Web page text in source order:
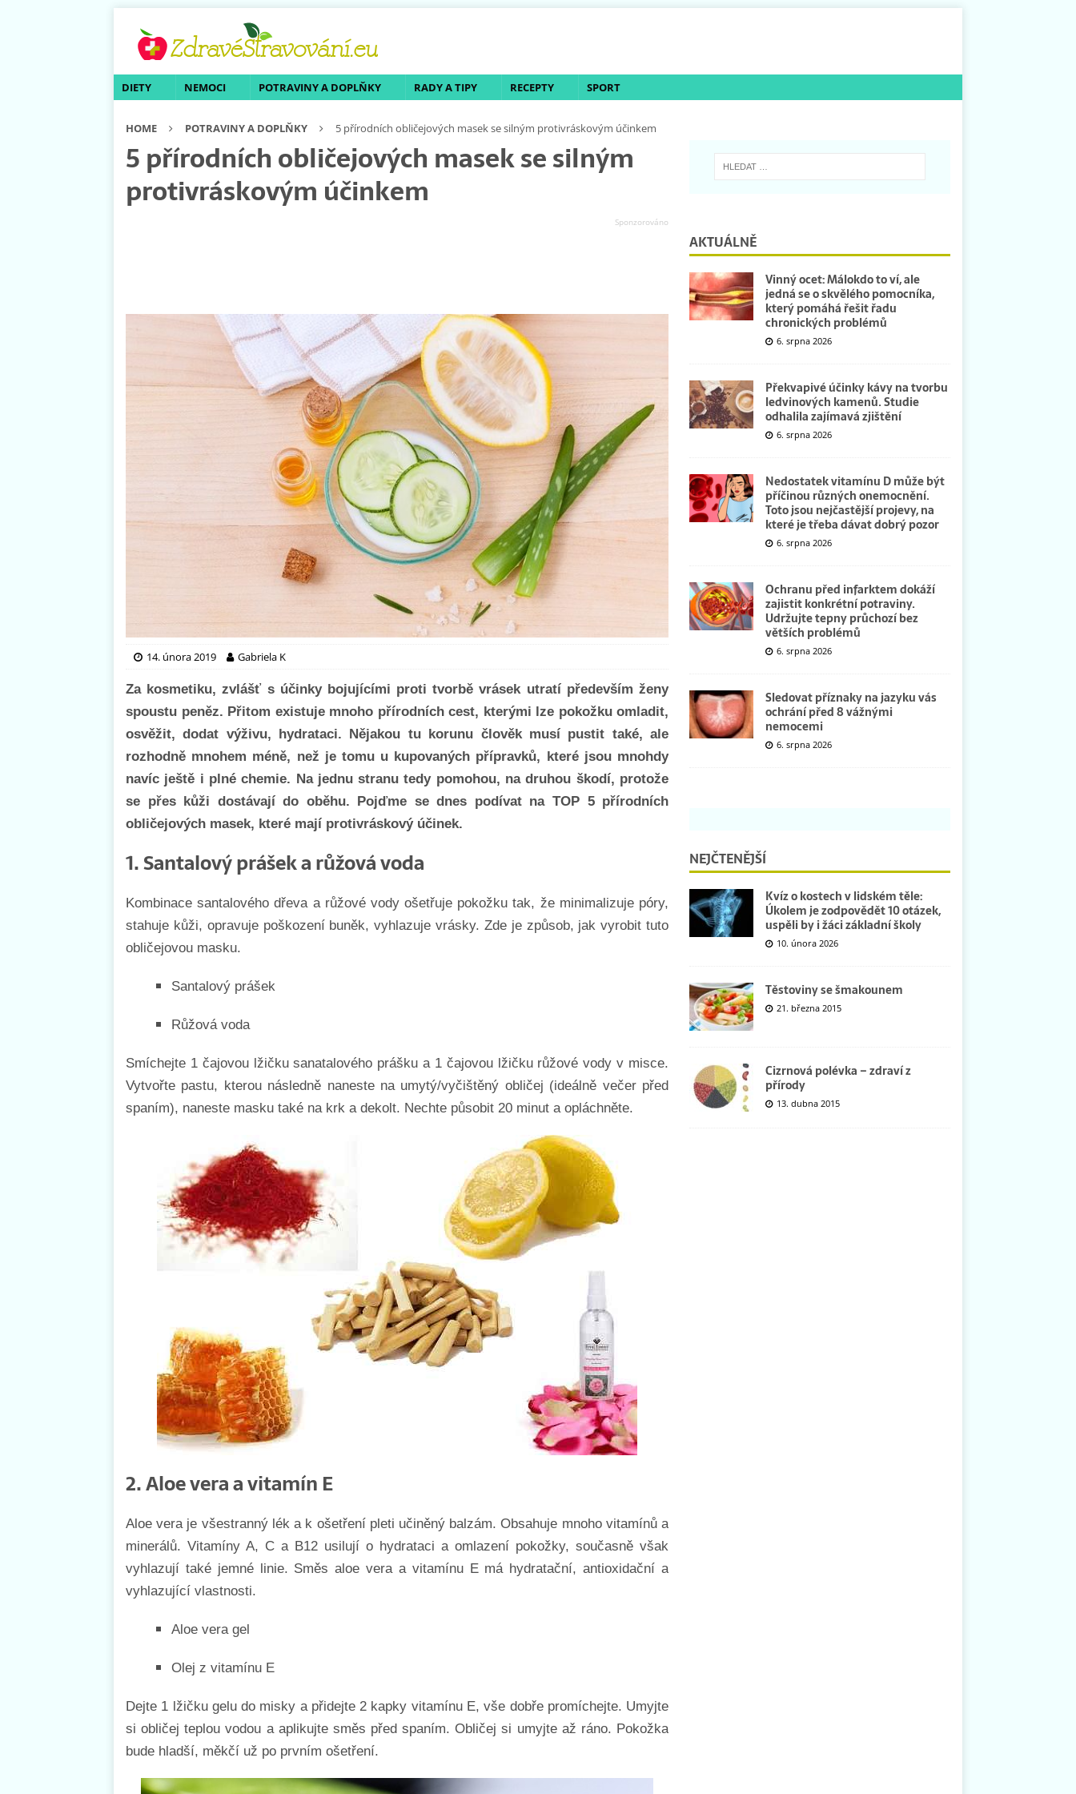
DIETY NEMOCI POTRAVINY A DOPLŇKY RADY A TIPY RECEPTY SPORT
HOME POTRAVINY A DOPLŇKY 5 přírodních obličejových masek se silným protivráskovým účinkem
5 přírodních obličejových masek se silným
protivráskovým účinkem
14. února 2019 Gabriela K
Za kosmetiku, zvlášť s účinky bojujícími proti tvorbě vrásek utratí především ženy
spoustu peněz. Přitom existuje mnoho přírodních cest, kterými lze pokožku omladit,
osvěžit, dodat výživu, hydrataci. Nějakou tu korunu člověk musí pustit také, ale
rozhodně mnohem méně, než je tomu u kupovaných přípravků, které jsou mnohdy
navíc ještě i plné chemie. Na jednu stranu tedy pomohou, na druhou škodí, protože
se přes kůži dostávají do oběhu. Pojďme se dnes podívat na TOP 5 přírodních
obličejových masek, které mají protivráskový účinek.
1.Santalový prášek a růžová voda
Kombinace santalového dřeva a růžové vody ošetřuje pokožku tak, že minimalizuje póry,
stahuje kůži, opravuje poškození buněk, vyhlazuje vrásky. Zde je způsob, jak vyrobit tuto
obličejovou masku.
Santalový prášek
Růžová voda
Smíchejte 1 čajovou lžičku sanatalového prášku a 1 čajovou lžičku růžové vody v misce.
Vytvořte pastu, kterou následně naneste na umytý/vyčištěný obličej (ideálně večer před
spaním), naneste masku také na krk a dekolt. Nechte působit 20 minut a opláchněte.
2. Aloe vera a vitamín E
Aloe vera je všestranný lék a k ošetření pleti učiněný balzám. Obsahuje mnoho vitamínů a
minerálů. Vitamíny A, C a B12 usilují o hydrataci a omlazení pokožky, současně však
vyhlazují také jemné linie. Směs aloe vera a vitamínu E má hydratační, antioxidační a
vyhlazující vlastnosti.
Aloe vera gel
Olej z vitamínu E
Dejte 1 lžičku gelu do misky a přidejte 2 kapky vitamínu E, vše dobře promíchejte. Umyjte
si obličej teplou vodou a aplikujte směs před spaním. Obličej si umyjte až ráno. Pokožka
bude hladší, měkčí už po prvním ošetření.
AKTUÁLNĚ
Vinný ocet: Málokdo to ví, ale
jedná se o skvělého pomocníka,
který pomáhá řešit řadu
chronických problémů
6. srpna 2026
Překvapivé účinky kávy na tvorbu
ledvinových kamenů. Studie
odhalila zajímavá zjištění
6. srpna 2026
Nedostatek vitamínu D může být
příčinou různých onemocnění.
Toto jsou nejčastější projevy, na
které je třeba dávat dobrý pozor
6. srpna 2026
Ochranu před infarktem dokáží
zajistit konkrétní potraviny.
Udržujte tepny průchozí bez
větších problémů
6. srpna 2026
Sledovat příznaky na jazyku vás
ochrání před 8 vážnými
nemocemi
6. srpna 2026
NEJČTENĚJŠÍ
Kvíz o kostech v lidském těle:
Úkolem je zodpovědět 10 otázek,
uspěli by i žáci základní školy
10. února 2026
Těstoviny se šmakounem
21. března 2015
Cizrnová polévka – zdraví z
přírody
13. dubna 2015